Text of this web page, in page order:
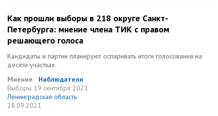
Как прошли выборы в 218 округе Санкт-
Петербурга: мнение члена ТИК с правом
решающего голоса
Кандидаты и партии планируют оспаривать итоги голосования на
десяти участках
Мнение
Наблюдатели
Выборы 19 сентября 2021
Ленинградская область
28.09.2021